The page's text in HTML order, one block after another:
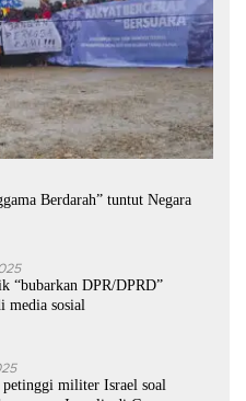
Berdarah” tuntut Negara
“bubarkan DPR/DPRD”
media sosial
militer Israel soal